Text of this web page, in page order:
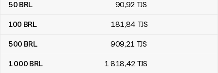
50 BRL 90,92 TJS
100 BRL 181,84 TJS
500 BRL 909,21 TJS
1 000 BRL 1 818,42 TJS